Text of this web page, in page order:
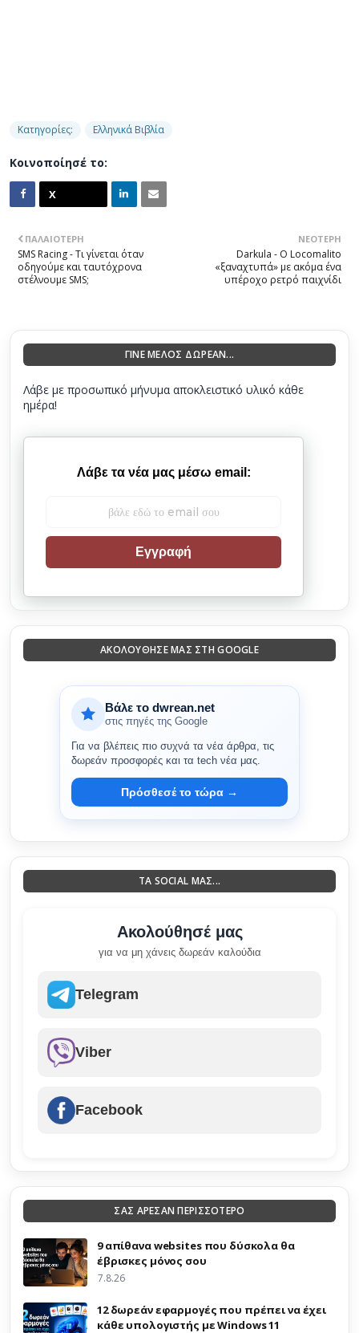
Κατηγορίες: Ελληνικά Βιβλία
Κοινοποίησέ το:
ΝΕΌΤΕΡΗ
Darkula - Ο Locomalito
«ξαναχτυπά» με ακόμα ένα
υπέροχο ρετρό παιχνίδι
ΠΑΛΑΙΌΤΕΡΗ
SMS Racing - Τι γίνεται όταν
οδηγούμε και ταυτόχρονα
στέλνουμε SMS;
ΓΙΝΕ ΜΕΛΟΣ ΔΩΡΕΑΝ...
Λάβε με προσωπικό μήνυμα αποκλειστικό υλικό κάθε
ημέρα!
Λάβε τα νέα μας μέσω email:
Εγγραφή
ΑΚΟΛΟΎΘΗΣΈ ΜΑΣ ΣΤΗ GOOGLE
Βάλε το dwrean.net
στις πηγές της Google
Για να βλέπεις πιο συχνά τα νέα άρθρα, τις
δωρεάν προσφορές και τα tech νέα μας.
Πρόσθεσέ το τώρα →
ΤΑ SOCIAL ΜΑΣ...
Ακολούθησέ μας
για να μη χάνεις δωρεάν καλούδια
Telegram
Viber
Facebook
ΣΑΣ ΑΡΕΣΑΝ ΠΕΡΙΣΣΟΤΕΡΟ
9 απίθανα websites που δύσκολα θα
έβρισκες μόνος σου
7.8.26
12 δωρεάν εφαρμογές που πρέπει να έχει
κάθε υπολογιστής με Windows 11